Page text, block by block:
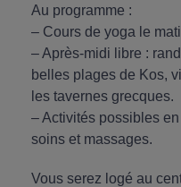
Au programme :
– Cours de yoga le
– Après-midi libre :
belles plages de Kos,
les tavernes grecques.
– Activités possibles
soins et massages.
Vous serez logé au